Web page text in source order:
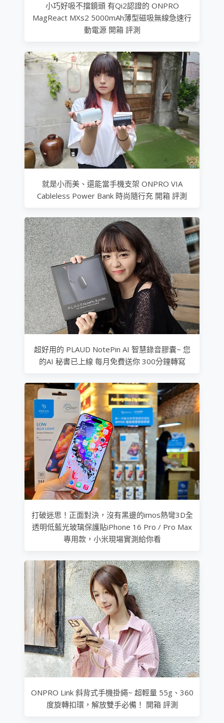
小巧好吸不擋鏡頭 有Qi2認證的 ONPRO
MagReact MXs2 5000mAh薄型磁吸無線急速行
動電源 開箱 評測
就是小而美、還能當手機支架 ONPRO VIA
Cableless Power Bank 時尚隨行充 開箱 評測
超好用的 PLAUD NotePin AI 智慧錄音膠囊~ 您
的AI 秘書已上線 每月免費送你 300分鐘轉寫
打破迷思！正面對決，沒有黑邊的imos熱彎3D全
透明低藍光玻璃保護貼iPhone 16 Pro / Pro Max
專用款，小米現場實測給你看
ONPRO Link 斜背式手機掛繩~ 超輕量 55g、360
度旋轉扣環，解放雙手必備！ 開箱 評測